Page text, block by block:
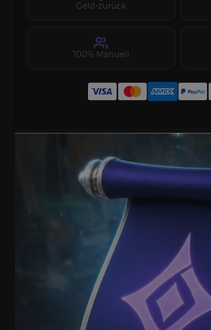
Geld-zurück
100% Manuell